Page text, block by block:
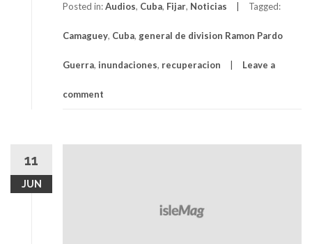
Posted in:Audios, Cuba, Fijar, Noticias Tagged:
Camaguey, Cuba, general de division Ramon Pardo
Guerra, inundaciones, recuperacion Leave a
comment
11
JUN